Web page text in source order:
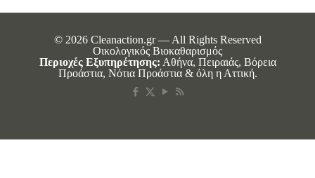
© 2026 Cleanaction.gr — All Rights Reserved
Οικολογικός Βιοκαθαρισμός
Περιοχές Εξυπηρέτησης: Αθήνα, Πειραιάς, Βόρεια
Προάστια, Νότια Προάστια & όλη η Αττική.